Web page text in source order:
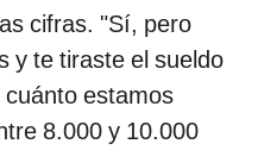
cifras. "Sí, pero
y te tiraste el sueldo
estamos
8.000 y 10.000